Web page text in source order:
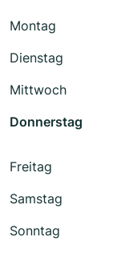
Montag
Dienstag
Mittwoch
Donnerstag
Freitag
Samstag
Sonntag